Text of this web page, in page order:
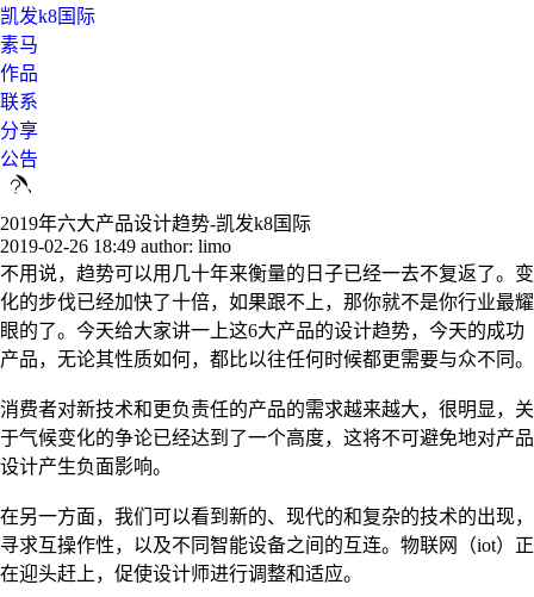
凯发k8国际
素马
作品
联系
分享
公告
2019年六大产品设计趋势-凯发k8国际
2019-02-26 18:49 author: limo
不用说，趋势可以用几十年来衡量的日子已经一去不复返了。变
化的步伐已经加快了十倍，如果跟不上，那你就不是你行业最耀
眼的了。今天给大家讲一上这6大产品的设计趋势，今天的成功
产品，无论其性质如何，都比以往任何时候都更需要与众不同。
消费者对新技术和更负责任的产品的需求越来越大，很明显，关
于气候变化的争论已经达到了一个高度，这将不可避免地对产品
设计产生负面影响。
在另一方面，我们可以看到新的、现代的和复杂的技术的出现，
寻求互操作性，以及不同智能设备之间的互连。物联网（iot）正
在迎头赶上，促使设计师进行调整和适应。